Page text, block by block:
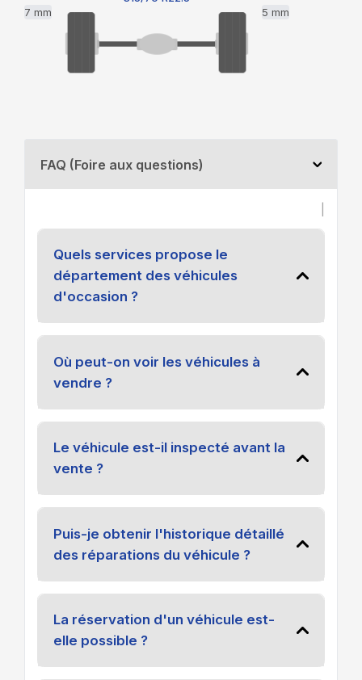
7 mm
5 mm
FAQ (Foire aux questions)
Quels services propose le
département des véhicules
d'occasion ?
Où peut-on voir les véhicules à
vendre ?
Le véhicule est-il inspecté avant la
vente ?
Puis-je obtenir l'historique détaillé
des réparations du véhicule ?
La réservation d'un véhicule est-
elle possible ?